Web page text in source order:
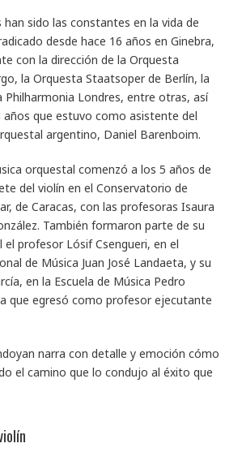
han sido las constantes en la vida de
desde hace 16 años en Ginebra,
con la dirección de la Orquesta
la Orquesta Staatsoper de Berlín, la
Philharmonia Londres, entre otras, así
que estuvo como asistente del
argentino, Daniel Barenboim.
orquestal comenzó a los 5 años de
del violín en el Conservatorio de
de Caracas, con las profesoras Isaura
También formaron parte de su
el profesor Lósif Csengueri, en el
de Música Juan José Landaeta, y su
en la Escuela de Música Pedro
que egresó como profesor ejecutante
narra con detalle y emoción cómo
el camino que lo condujo al éxito que